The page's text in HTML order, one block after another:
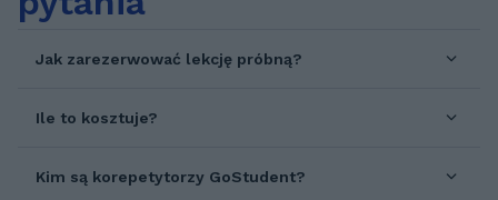
Jak zarezerwować lekcję próbną?
Ile to kosztuje?
Kim są korepetytorzy GoStudent?